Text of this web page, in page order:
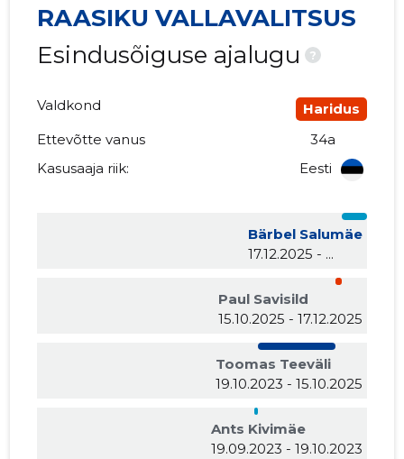
RAASIKU VALLAVALITSUS
Esindusõiguse ajalugu
?
Valdkond
Haridus
Ettevõtte vanus
34a
Kasusaaja riik:
Eesti
Bärbel Salumäe
17.12.2025 - ...
Paul Savisild
15.10.2025 - 17.12.2025
Toomas Teeväli
19.10.2023 - 15.10.2025
Ants Kivimäe
19.09.2023 - 19.10.2023